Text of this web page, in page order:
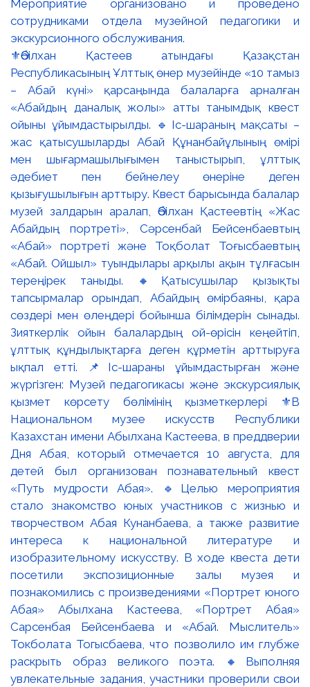
⚜️Әбілхан Қастеев атындағы Қазақстан
Республикасының Ұлттық өнер музейінде «10 тамыз
– Абай күні» қарсаңында балаларға арналған
«Абайдың даналық жолы» атты танымдық квест
ойыны ұйымдастырылды. 🔹Іс-шараның мақсаты –
жас қатысушыларды Абай Құнанбайұлының өмірі
мен шығармашылығымен таныстырып, ұлттық
әдебиет пен бейнелеу өнеріне деген
қызығушылығын арттыру. Квест барысында балалар
музей залдарын аралап, Әбілхан Қастеевтің «Жас
Абайдың портреті», Сәрсенбай Бейсенбаевтың
«Абай» портреті және Тоқболат Тоғысбаевтың
«Абай. Ойшыл» туындылары арқылы ақын тұлғасын
тереңірек таныды. 🔸Қатысушылар қызықты
тапсырмалар орындап, Абайдың өмірбаяны, қара
сөздері мен өлеңдері бойынша білімдерін сынады.
Зияткерлік ойын балалардың ой-өрісін кеңейтіп,
ұлттық құндылықтарға деген құрметін арттыруға
ықпал етті. 📌Іс-шараны ұйымдастырған және
жүргізген: Музей педагогикасы және экскурсиялық
қызмет көрсету бөлімінің қызметкерлері ⚜️В
Национальном музее искусств Республики
Казахстан имени Абылхана Кастеева, в преддверии
Дня Абая, который отмечается 10 августа, для
детей был организован познавательный квест
«Путь мудрости Абая». 🔹Целью мероприятия
стало знакомство юных участников с жизнью и
творчеством Абая Кунанбаева, а также развитие
интереса к национальной литературе и
изобразительному искусству. В ходе квеста дети
посетили экспозиционные залы музея и
познакомились с произведениями «Портрет юного
Абая» Абылхана Кастеева, «Портрет Абая»
Сарсенбая Бейсенбаева и «Абай. Мыслитель»
Токболата Тогысбаева, что позволило им глубже
раскрыть образ великого поэта. 🔸Выполняя
увлекательные задания, участники проверили свои